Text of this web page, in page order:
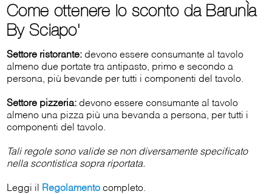
Come ottenere lo sconto da BarunÌa
By Sciapo'
Settore ristorante: devono essere consumante al tavolo
almeno due portate tra antipasto, primo e secondo a
persona, più bevande per tutti i componenti del tavolo.
Settore pizzeria: devono essere consumante al tavolo
almeno una pizza più una bevanda a persona, per tutti i
componenti del tavolo.
Tali regole sono valide se non diversamente specificato
nella scontistica sopra riportata.
Leggi il Regolamento completo.